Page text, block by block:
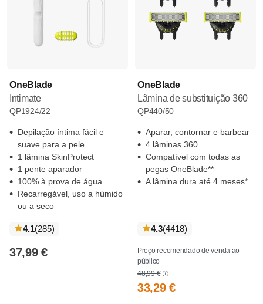
OneBlade
Intimate
QP1924/22
Depilação íntima fácil e
suave para a pele
1 lâmina SkinProtect
1 pente aparador
100% à prova de água
Recarregável, uso a húmido
ou a seco
4.1(285críticas
)
37,99 €
OneBlade
Lâmina de substituição 360
QP440/50
Aparar, contornar e barbear
4 lâminas 360
Compatível com todas as
pegas OneBlade**
A lâmina dura até 4 meses*
4.3(4418críticas
)
Preço recomendado de venda ao
público
48,99 €
33,29 €